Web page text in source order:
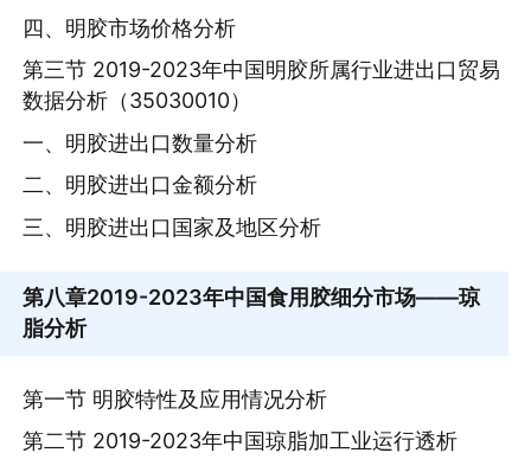
四、明胶市场价格分析
第三节 2019-2023年中国明胶所属行业进出口贸易
数据分析（35030010）
一、明胶进出口数量分析
二、明胶进出口金额分析
三、明胶进出口国家及地区分析
第八章2019-2023年中国食用胶细分市场——琼
脂分析
第一节 明胶特性及应用情况分析
第二节 2019-2023年中国琼脂加工业运行透析